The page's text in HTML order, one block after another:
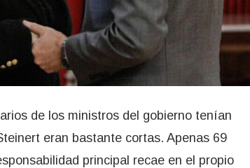
de los ministros del gobierno tenían
eran bastante cortas. Apenas 69
principal recae en el propio